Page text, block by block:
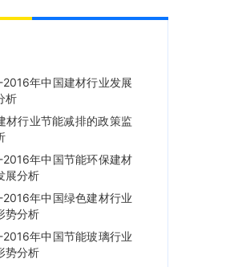
年中国建材行业发展
析
材行业节能减排的政策监
年中国节能环保建材
展分析
年中国绿色建材行业
势分析
年中国节能玻璃行业
势分析